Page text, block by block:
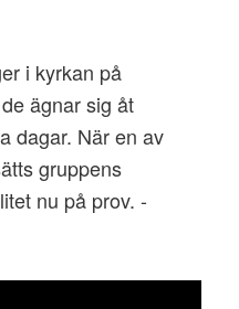
i kyrkan på
ägnar sig åt
dagar. När en av
gruppens
nu på prov. -